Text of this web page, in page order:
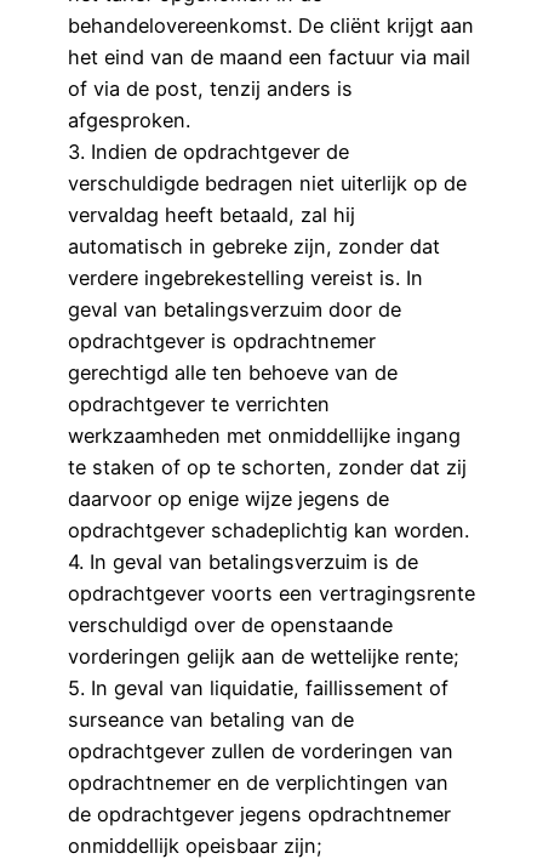
behandelovereenkomst. De cliënt krijgt aan
het eind van de maand een factuur via mail
of via de post, tenzij anders is
afgesproken.
3. Indien de opdrachtgever de
verschuldigde bedragen niet uiterlijk op de
vervaldag heeft betaald, zal hij
automatisch in gebreke zijn, zonder dat
verdere ingebrekestelling vereist is. In
geval van betalingsverzuim door de
opdrachtgever is opdrachtnemer
gerechtigd alle ten behoeve van de
opdrachtgever te verrichten
werkzaamheden met onmiddellijke ingang
te staken of op te schorten, zonder dat zij
daarvoor op enige wijze jegens de
opdrachtgever schadeplichtig kan worden.
4. In geval van betalingsverzuim is de
opdrachtgever voorts een vertragingsrente
verschuldigd over de openstaande
vorderingen gelijk aan de wettelijke rente;
5. In geval van liquidatie, faillissement of
surseance van betaling van de
opdrachtgever zullen de vorderingen van
opdrachtnemer en de verplichtingen van
de opdrachtgever jegens opdrachtnemer
onmiddellijk opeisbaar zijn;